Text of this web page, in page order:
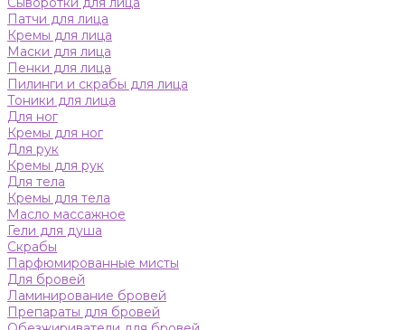
Патчи для лица
Кремы для лица
Маски для лица
Пенки для лица
Пилинги и скрабы для лица
Тоники для лица
Для ног
Кремы для ног
Для рук
Кремы для рук
Для тела
Кремы для тела
Масло массажное
Гели для душа
Скрабы
Парфюмированные мисты
Для бровей
Ламинирование бровей
Препараты для бровей